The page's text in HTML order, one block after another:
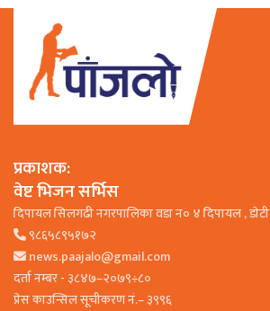
प्रकाशक:
वेष्ट भिजन सर्भिस
दिपायल सिलगढी नगरपालिका वडा न० ४ दिपायल , डाेटी
९८६५८९५१७२
news.paajalo@gmail.com
दर्ता नम्बर - ३८४७–२०७९÷८०
प्रेस काउन्सिल सूचीकरण नं.– ३९९६